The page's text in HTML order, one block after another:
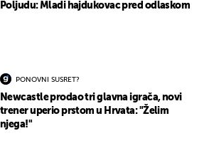
Poljudu: Mladi hajdukovac pred odlaskom
PONOVNI SUSRET?
Newcastle prodao tri glavna igrača, novi
trener uperio prstom u Hrvata: "Želim
njega!"